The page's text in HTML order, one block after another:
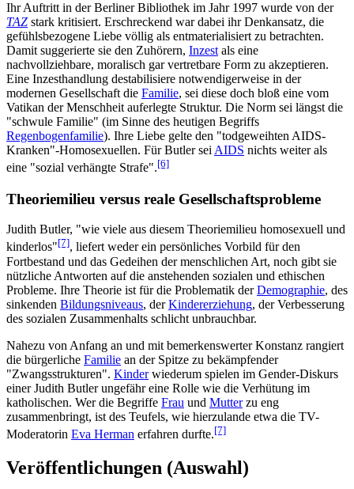
Ihr Auftritt in der Berliner Bibliothek im Jahr 1997 wurde von der
TAZ stark kritisiert. Erschreckend war dabei ihr Denkansatz, die
gefühlsbezogene Liebe völlig als entmaterialisiert zu betrachten.
Damit suggerierte sie den Zuhörern, Inzestals eine
nachvollziehbare, moralisch gar vertretbare Form zu akzeptieren.
Eine Inzesthandlung destabilisiere notwendigerweise in der
modernen Gesellschaft die Familie, sei diese doch bloß eine vom
Vatikan der Menschheit auferlegte Struktur. Die Norm sei längst die
"schwule Familie" (im Sinne des heutigen Begriffs
Regenbogenfamilie). Ihre Liebe gelte den "todgeweihten AIDS-
Kranken"-Homosexuellen. Für Butler seiAIDS nichts weiter als
eine "sozial verhängte Strafe".[6]
Theoriemilieu versus reale Gesellschaftsprobleme
Judith Butler, "wie viele aus diesem Theoriemilieu homosexuell und
kinderlos"[7], liefert weder ein persönliches Vorbild für den
Fortbestand und das Gedeihen der menschlichen Art, noch gibt sie
nützliche Antworten auf die anstehenden sozialen und ethischen
Probleme. Ihre Theorie ist für die Problematik derDemographie, des
sinkenden Bildungsniveaus, derKindererziehung, der Verbesserung
des sozialen Zusammenhalts schlicht unbrauchbar.
Nahezu von Anfang an und mit bemerkenswerter Konstanz rangiert
die bürgerliche Familie an der Spitze zu bekämpfender
"Zwangsstrukturen". Kinderwiederum spielen im Gender-Diskurs
einer Judith Butler ungefähr eine Rolle wie die Verhütung im
katholischen. Wer die Begriffe Frau und Mutterzu eng
zusammenbringt, ist des Teufels, wie hierzulande etwa die TV-
Moderatorin Eva Herman erfahren durfte.[7]
Veröffentlichungen (Auswahl)